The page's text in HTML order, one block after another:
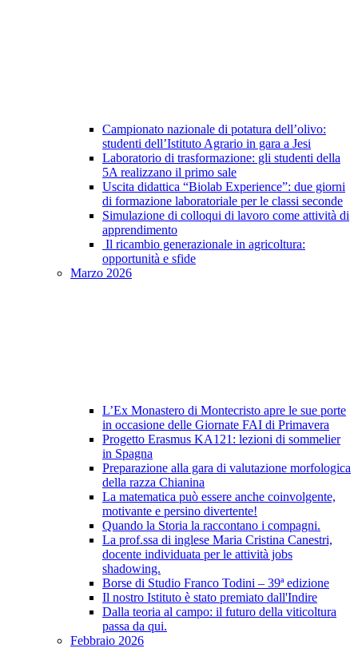
Campionato nazionale di potatura dell’olivo:
studenti dell’Istituto Agrario in gara a Jesi
Laboratorio di trasformazione: gli studenti della
5A realizzano il primo sale
Uscita didattica “Biolab Experience”: due giorni
di formazione laboratoriale per le classi seconde
Simulazione di colloqui di lavoro come attività di
apprendimento
Il ricambio generazionale in agricoltura:
opportunità e sfide
Marzo 2026
L’Ex Monastero di Montecristo apre le sue porte
in occasione delle Giornate FAI di Primavera
Progetto Erasmus KA121: lezioni di sommelier
in Spagna
Preparazione alla gara di valutazione morfologica
della razza Chianina
La matematica può essere anche coinvolgente,
motivante e persino divertente!
Quando la Storia la raccontano i compagni.
La prof.ssa di inglese Maria Cristina Canestri,
docente individuata per le attività jobs
shadowing.
Borse di Studio Franco Todini – 39ª edizione
Il nostro Istituto è stato premiato dall'Indire
Dalla teoria al campo: il futuro della viticoltura
passa da qui.
Febbraio 2026